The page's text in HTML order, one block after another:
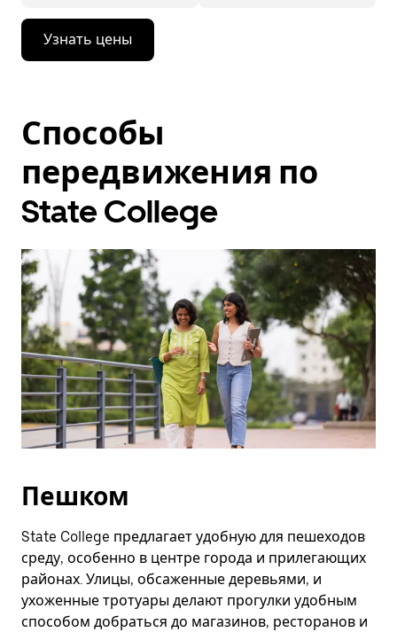
Нажмите
стрелку
вниз,
календарю
и
дату.
Чтобы
закрыть
календарь,
Esc.
Узнать цены
Способы
передвижения по
State College
Пешком
State College предлагает удобную для пешеходов
среду, особенно в центре города и прилегающих
районах. Улицы, обсаженные деревьями, и
ухоженные тротуары делают прогулки удобным
способом добраться до магазинов, ресторанов и